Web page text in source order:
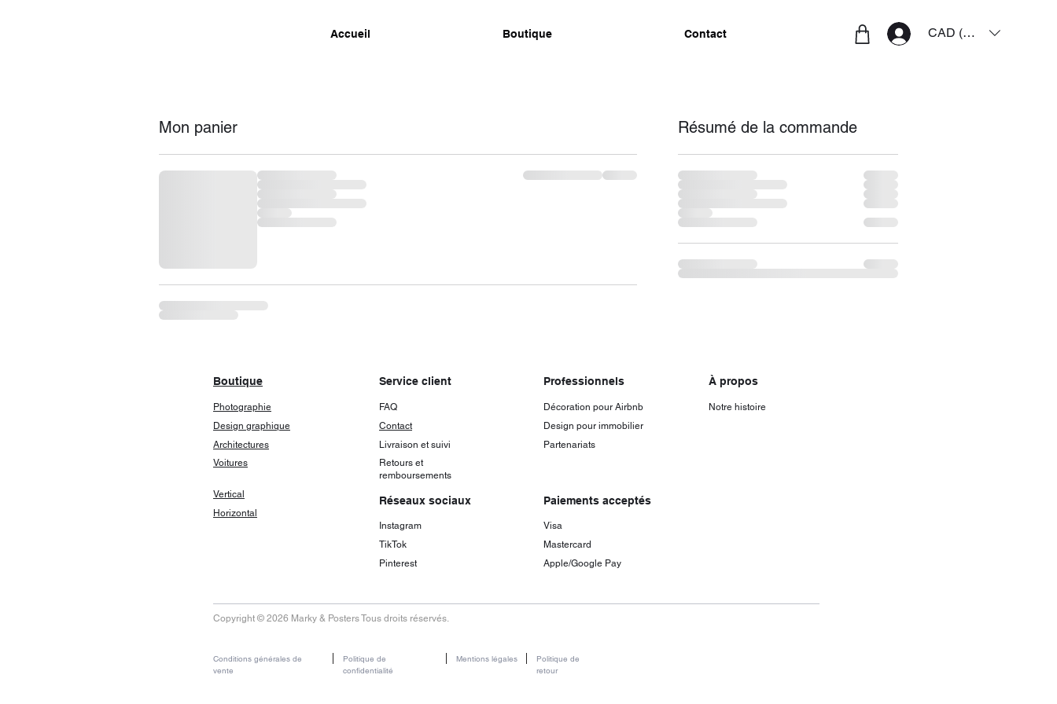
Accueil Boutique Contact Connexion
CAD (C$)
Mon panier Résumé de la commande
Boutique
Photographie
Design graphique
Architectures
Voitures
Vertical
Horizontal
Service client
FAQ
Contact
Livraison et suivi
Professionnels
Décoration pour Airbnb
Design pour immobilier
Partenariats
À propos
Notre histoire
Retours et
remboursements
Réseaux sociaux
Instagram
TikTok
Pinterest
Paiements acceptés
Visa
Mastercard
Apple/Google Pay
Copyright © 2026 Marky & Posters Tous droits réservés.
Conditions générales de
vente
Politique de
confidentialité
Mentions légales
Politique de
retour